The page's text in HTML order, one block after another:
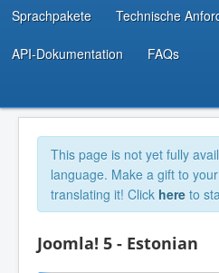
Sprachpakete Technische
API-Dokumentation FAQs
This page is not yet fully
language. Make a gift to
translating it! Click here to
Joomla! 5 - Estonian